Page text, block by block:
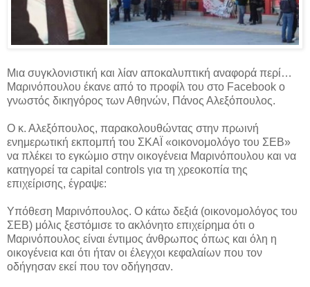
Μια συγκλονιστική και λίαν αποκαλυπτική αναφορά περί…
Μαρινόπουλου έκανε από το προφίλ του στο Facebook ο
γνωστός δικηγόρος των Αθηνών, Πάνος Αλεξόπουλος.
Ο κ. Αλεξόπουλος, παρακολουθώντας στην πρωινή
ενημερωτική εκπομπή του ΣΚΑΪ «οικονομολόγο του ΣΕΒ»
να πλέκει το εγκώμιο στην οικογένεια Μαρινόπουλου και να
κατηγορεί τα capital controls για τη χρεοκοπία της
επιχείρισης, έγραψε:
Υπόθεση Μαρινόπουλος. Ο κάτω δεξιά (οικονομολόγος του
ΣΕΒ) μόλις ξεστόμισε το ακλόνητο επιχείρημα ότι ο
Μαρινόπουλος είναι έντιμος άνθρωπος όπως και όλη η
οικογένεια και ότι ήταν οι έλεγχοι κεφαλαίων που τον
οδήγησαν εκεί που τον οδήγησαν.